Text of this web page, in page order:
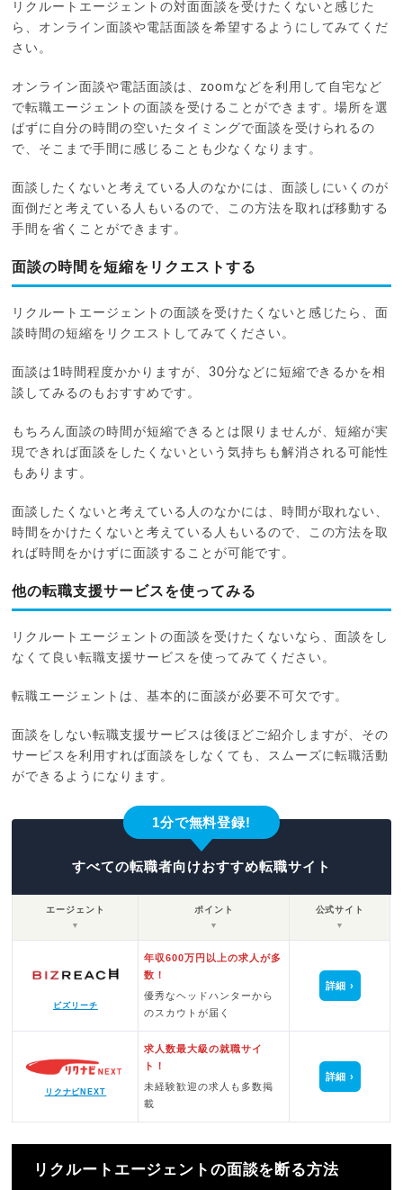
リクルートエージェントの対面面談を受けたくないと感じた
ら、オンライン面談や電話面談を希望するようにしてみてくだ
さい。
オンライン面談や電話面談は、zoomなどを利用して自宅など
で転職エージェントの面談を受けることができます。場所を選
ばずに自分の時間の空いたタイミングで面談を受けられるの
で、そこまで手間に感じることも少なくなります。
面談したくないと考えている人のなかには、面談しにいくのが
面倒だと考えている人もいるので、この方法を取れば移動する
手間を省くことができます。
面談の時間を短縮をリクエストする
リクルートエージェントの面談を受けたくないと感じたら、面
談時間の短縮をリクエストしてみてください。
面談は1時間程度かかりますが、30分などに短縮できるかを相
談してみるのもおすすめです。
もちろん面談の時間が短縮できるとは限りませんが、短縮が実
現できれば面談をしたくないという気持ちも解消される可能性
もあります。
面談したくないと考えている人のなかには、時間が取れない、
時間をかけたくないと考えている人もいるので、この方法を取
れば時間をかけずに面談することが可能です。
他の転職支援サービスを使ってみる
リクルートエージェントの面談を受けたくないなら、面談をし
なくて良い転職支援サービスを使ってみてください。
転職エージェントは、基本的に面談が必要不可欠です。
面談をしない転職支援サービスは後ほどご紹介しますが、その
サービスを利用すれば面談をしなくても、スムーズに転職活動
ができるようになります。
1分で無料登録!
すべての転職者向けおすすめ転職サイト
エージェント
▼
ポイント
▼
公式サイト
▼
ビズリーチ
年収600万円以上の求人が多
数！
優秀なヘッドハンターから
のスカウトが届く
詳細
リクナビNEXT
求人数最大級の就職サイ
ト！
未経験歓迎の求人も多数掲
載
詳細
リクルートエージェントの面談を断る方法